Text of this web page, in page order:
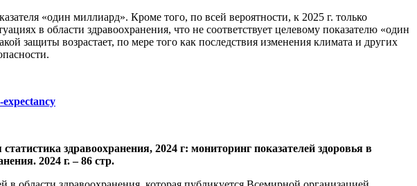
«один миллиард». Кроме того, по всей вероятности, к 2025 г. только
в области здравоохранения, что не соответствует целевому показателю «один
защиты возрастает, по мере того как последствия изменения климата и других
здравоохранения, 2024 г: мониторинг показателей здоровья в
2024 г. – 86 стр.